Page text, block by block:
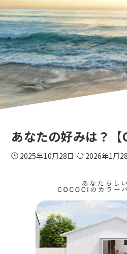
あなたの好みは？【
2025年10月28日 2026年1月